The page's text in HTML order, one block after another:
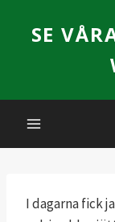
SE
I dagarna fick